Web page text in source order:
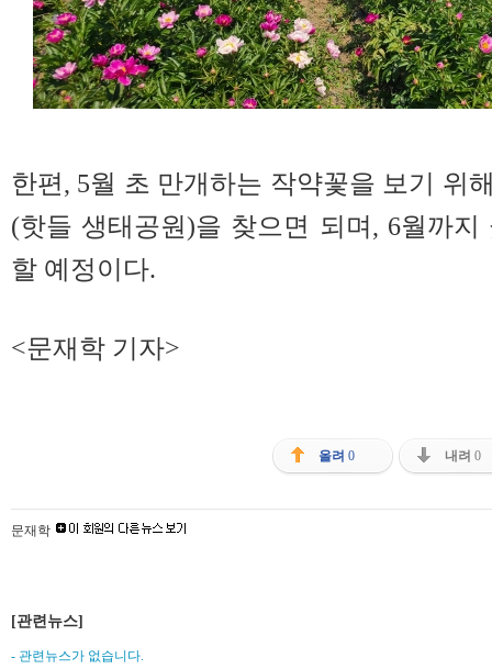
한편, 5월 초 만개하는 작약꽃을 보기 위
(핫들 생태공원)을 찾으면 되며, 6월까
할 예정이다.
<문재학 기자>
올려 0 내려 0
문재학
[관련뉴스]
- 관련뉴스가 없습니다.